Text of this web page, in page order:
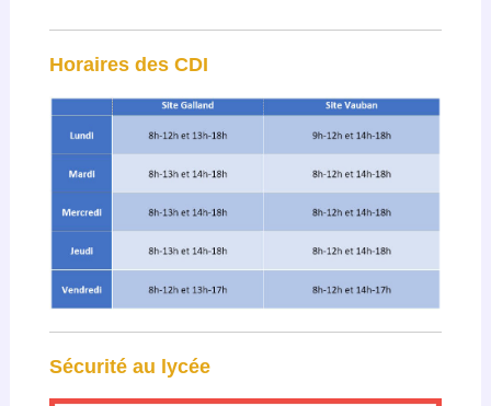
Horaires des CDI
Sécurité au lycée